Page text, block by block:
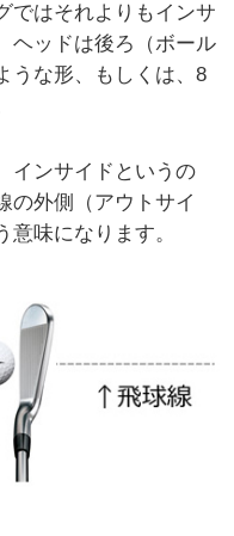
ではそれよりもインサ
ヘッドは後ろ（ボール
うな形、もしくは、8
インサイドというの
の外側（アウトサイ
意味になります。